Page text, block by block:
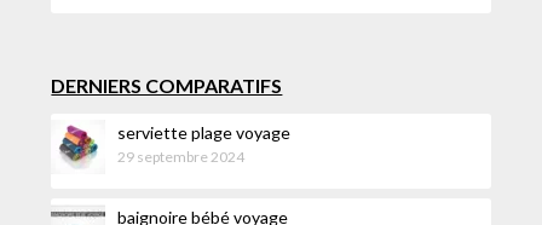
DERNIERS COMPARATIFS
serviette plage voyage
29 septembre 2024
baignoire bébé voyage